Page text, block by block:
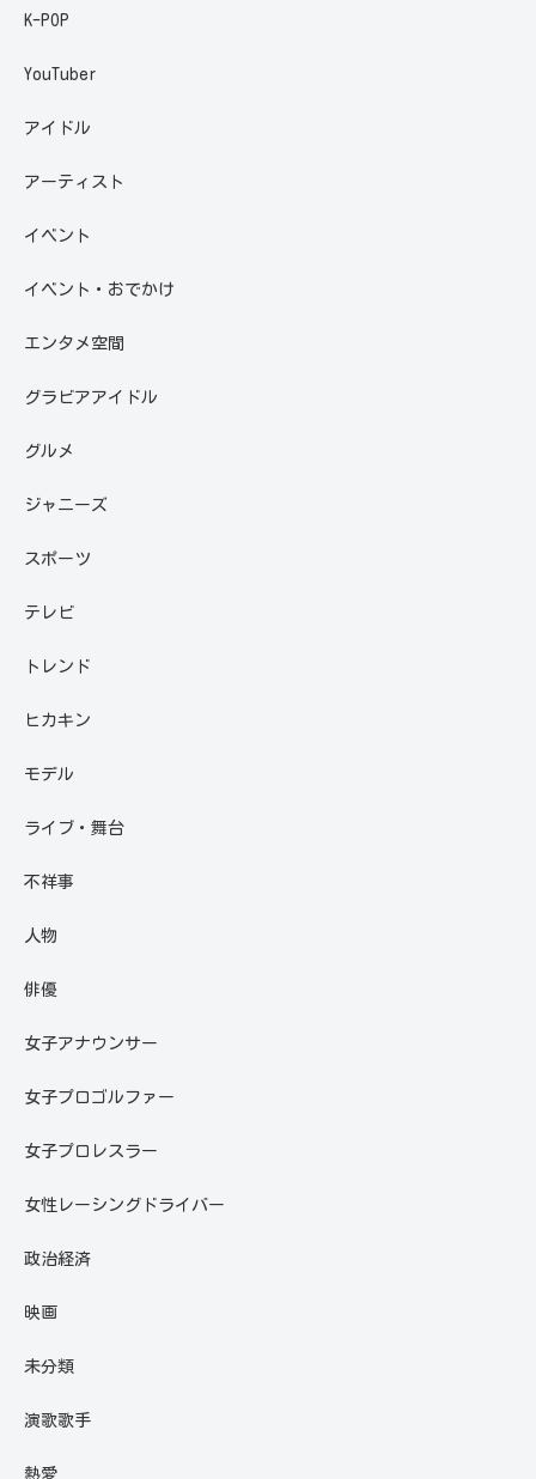
K-POP
YouTuber
アイドル
アーティスト
イベント
イベント・おでかけ
エンタメ空間
グラビアアイドル
グルメ
ジャニーズ
スポーツ
テレビ
トレンド
ヒカキン
モデル
ライブ・舞台
不祥事
人物
俳優
女子アナウンサー
女子プロゴルファー
女子プロレスラー
女性レーシングドライバー
政治経済
映画
未分類
演歌歌手
熱愛